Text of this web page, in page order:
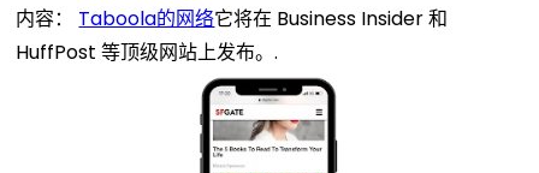
内容： Taboola的网络它将在 Business Insider 和
HuffPost 等顶级网站上发布。.